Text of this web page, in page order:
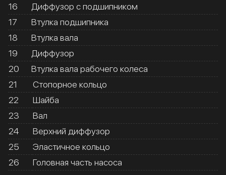
16
Диффузор с подшипником
17
Втулка подшипника
18
Втулка вала
19
Диффузор
20
Втулка вала рабочего колеса
21
Стопорное кольцо
22
Шайба
23
Вал
24
Верхний диффузор
25
Эластичное кольцо
26
Головная часть насоса